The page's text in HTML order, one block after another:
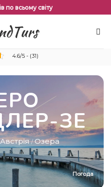
по всьому світу
4.6/5 - (31)
ЗЕ
Австрія / Озера
Погода